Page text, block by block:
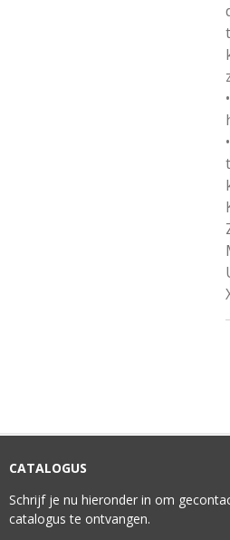
CATALOGUS
Schrijf je nu hieronder in om
catalogus te ontvangen.